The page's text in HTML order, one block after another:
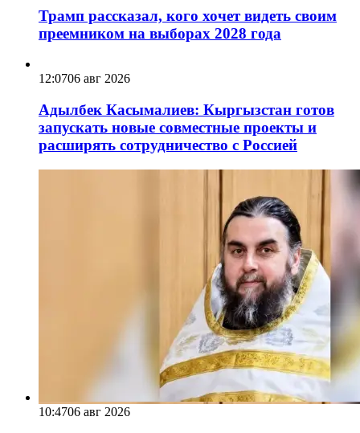
Трамп рассказал, кого хочет видеть своим
преемником на выборах 2028 года
12:0706 авг 2026
Адылбек Касымалиев: Кыргызстан готов
запускать новые совместные проекты и
расширять сотрудничество с Россией
10:4706 авг 2026